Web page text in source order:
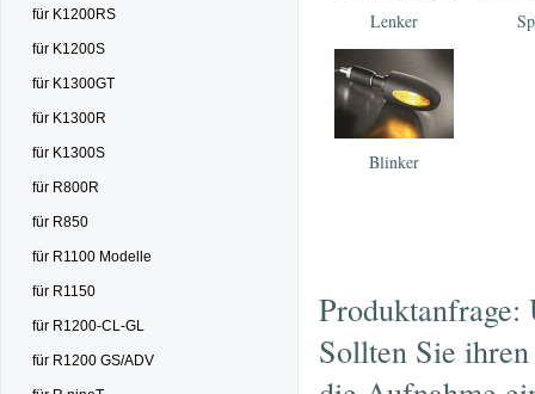
für K1200RS
für K1200S
für K1300GT
für K1300R
für K1300S
für R800R
für R850
für R1100 Modelle
für R1150
für R1200-CL-GL
für R1200 GS/ADV
Lenker
Blinker
Sollten Sie